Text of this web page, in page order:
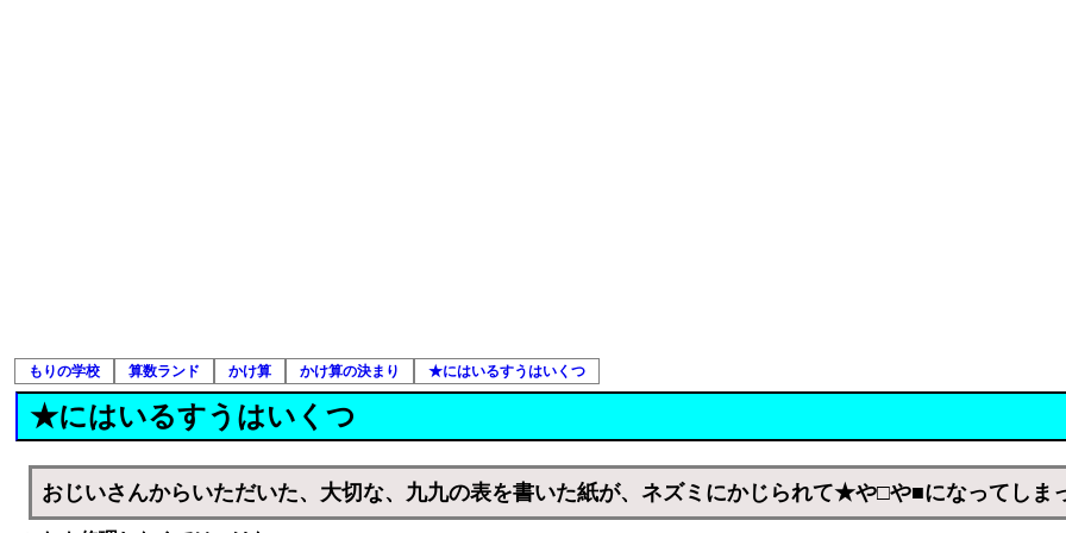
もりの学校 算数ランド かけ算 かけ算の決まり ★にはいるすうはいくつ
★にはいるすうはいくつ
おじいさんからいただいた、大切な、九九の表を書いた紙が、ネズミにかじられて★や□や■になってしま